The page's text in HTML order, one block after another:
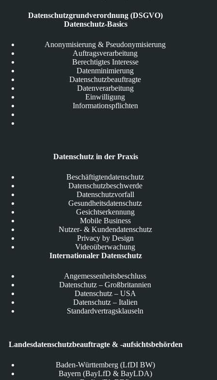
Datenschutzgrundverordnung (DSGVO)
Datenschutz-Basics
Anonymisierung & Pseudonymisierung
Auftragsverarbeitung
Berechtigtes Interesse
Datenminimierung
Datenschutzbeauftragte
Datenverarbeitung
Einwilligung
Informationspflichten
Datenschutz in der Praxis
Beschäftigtendatenschutz
Datenschutzbeschwerde
Datenschutzvorfall
Gesundheitsdatenschutz
Gesichtserkennung
Mobile Business
Nutzer- & Kundendatenschutz
Privacy by Design
Videoüberwachung
Internationaler Datenschutz
Angemessenheitsbeschluss
Datenschutz – Großbritannien
Datenschutz – USA
Datenschutz – Italien
Standardvertragsklauseln
Landesdatenschutzbeauftragte & -aufsichtsbehörden
Baden-Württemberg (LfDI BW)
Bayern (BayLfD & BayLDA)